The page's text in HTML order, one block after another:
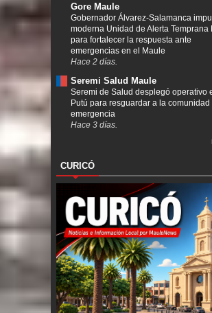
Gore Maule
Gobernador Álvarez-Salamanca
moderna Unidad de Alerta Temprana
para fortalecer la respuesta ante
emergencias en el Maule
Hace 2 días.
Seremi Salud Maule
Seremi de Salud desplegó operativo
Putú para resguardar a la comunidad
emergencia
Hace 3 días.
CURICÓ